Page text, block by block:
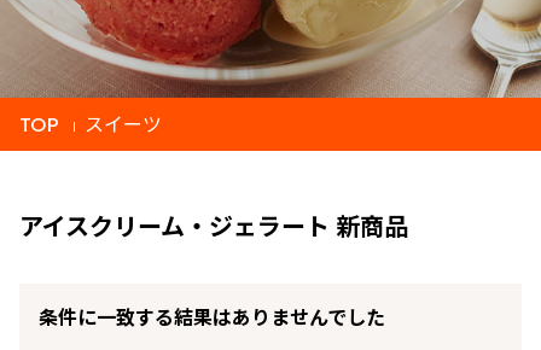
TOP スイーツ
アイスクリーム・ジェラート 新商品
条件に一致する結果はありませんでした